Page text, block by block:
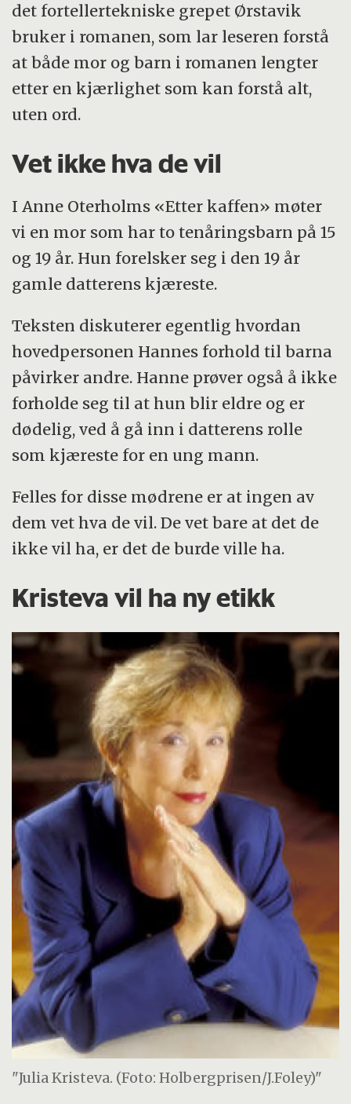
det fortellertekniske grepet Ørstavik
bruker i romanen, som lar leseren forstå
at både mor og barn i romanen lengter
etter en kjærlighet som kan forstå alt,
uten ord.
Vet ikke hva de vil
I Anne Oterholms «Etter kaffen» møter
vi en mor som har to tenåringsbarn på 15
og 19 år. Hun forelsker seg i den 19 år
gamle datterens kjæreste.
Teksten diskuterer egentlig hvordan
hovedpersonen Hannes forhold til barna
påvirker andre. Hanne prøver også å ikke
forholde seg til at hun blir eldre og er
dødelig, ved å gå inn i datterens rolle
som kjæreste for en ung mann.
Felles for disse mødrene er at ingen av
dem vet hva de vil. De vet bare at det de
ikke vil ha, er det de burde ville ha.
Kristeva vil ha ny etikk
"Julia Kristeva. (Foto: Holbergprisen/J.Foley)"